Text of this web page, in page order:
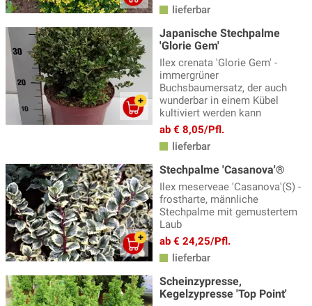
lieferbar
Japanische Stechpalme
'Glorie Gem'
Ilex crenata 'Glorie Gem' -
immergrüner
Buchsbaumersatz, der auch
wunderbar in einem Kübel
kultiviert werden kann
ab € 8,05/Pfl.
lieferbar
Stechpalme 'Casanova'®
Ilex meserveae 'Casanova'(S) -
frostharte, männliche
Stechpalme mit gemustertem
Laub
ab € 24,25/Pfl.
lieferbar
Scheinzypresse,
Kegelzypresse 'Top Point'